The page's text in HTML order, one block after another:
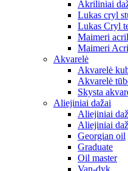
Akriliniai
Lukas cryl
Lukas Cryl
Maimeri
Maimeri
Akvarelė
Akvarelė
Akvarelė
Skysta
Aliejiniai dažai
Aliejiniai
Aliejiniai
Georgian oil
Graduate
Oil master
Van-dyk